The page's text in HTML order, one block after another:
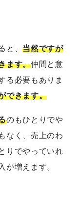
と、当然ですが
ます。仲間と意
る必要もありま
できます。
のもひとりでや
なく、売上のわ
りでやっていれ
が増えます。